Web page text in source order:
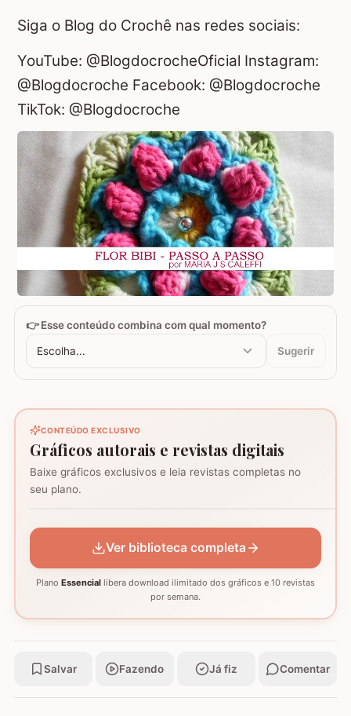
Siga o Blog do Crochê nas redes sociais:
YouTube: @BlogdocrocheOficial Instagram:
@Blogdocroche Facebook: @Blogdocroche
TikTok: @Blogdocroche
👉 Esse conteúdo combina com qual momento?
Escolha... Sugerir
CONTEÚDO EXCLUSIVO
Gráficos autorais e revistas digitais
Baixe gráficos exclusivos e leia revistas completas no
seu plano.
Coração - Tapete
montagem
Ver biblioteca completa
Plano Essencial libera download ilimitado dos gráficos e 10 revistas
por semana.
Salvar Fazendo Já fiz Comentar